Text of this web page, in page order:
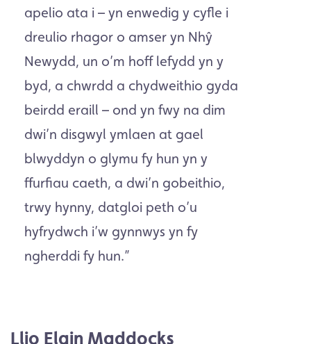
apelio ata i – yn enwedig y cyfle i
dreulio rhagor o amser yn Nhŷ
Newydd, un o’m hoff lefydd yn y
byd, a chwrdd a chydweithio gyda
beirdd eraill – ond yn fwy na dim
dwi’n disgwyl ymlaen at gael
blwyddyn o glymu fy hun yn y
ffurfiau caeth, a dwi’n gobeithio,
trwy hynny, datgloi peth o’u
hyfrydwch i’w gynnwys yn fy
ngherddi fy hun.”
Llio Elain Maddocks